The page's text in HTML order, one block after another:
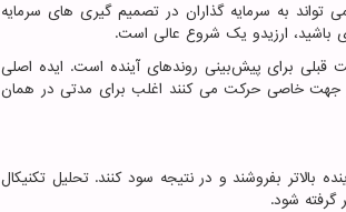
تواند به سرمایه گذاران در تصمیم گیری های سرمایه
باشید، ارزیدو یک شروع عالی است.
قبلی برای پیش‌بینی روندهای آینده است. ایده اصلی
جهت خاصی حرکت می کنند اغلب برای مدتی در همان
بالاتر بفروشند و در نتیجه سود کنند. تحلیل تکنیکال
گرفته شود.